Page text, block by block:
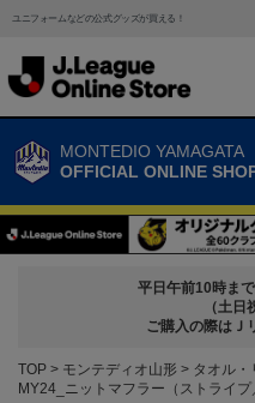
ユニフォームなどの公式グッズが買える！
MONTEDIO YAMAGATA
OFFICIAL ONLINE
平日午前10時ま
（土日
ご購入の際はＪ
TOP モンテディオ山形
タオル・
MY24_ニットマフラー（ストライプ